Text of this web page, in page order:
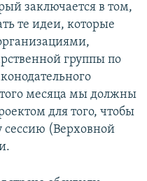
заключается в том,
те идеи, которые
группы по
месяца мы должны
для того, чтобы
сессию (Верховной